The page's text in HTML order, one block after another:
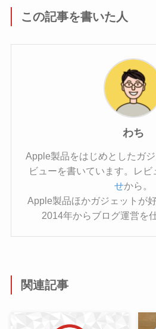
この記事を書いた人
わち
Apple製品をはじめとしたガ
ビューを書いています。レビ
せから。
Apple製品ほかガジェットが
2014年からブログ運営を
関連記事